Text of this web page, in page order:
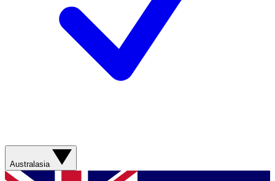
Australasia